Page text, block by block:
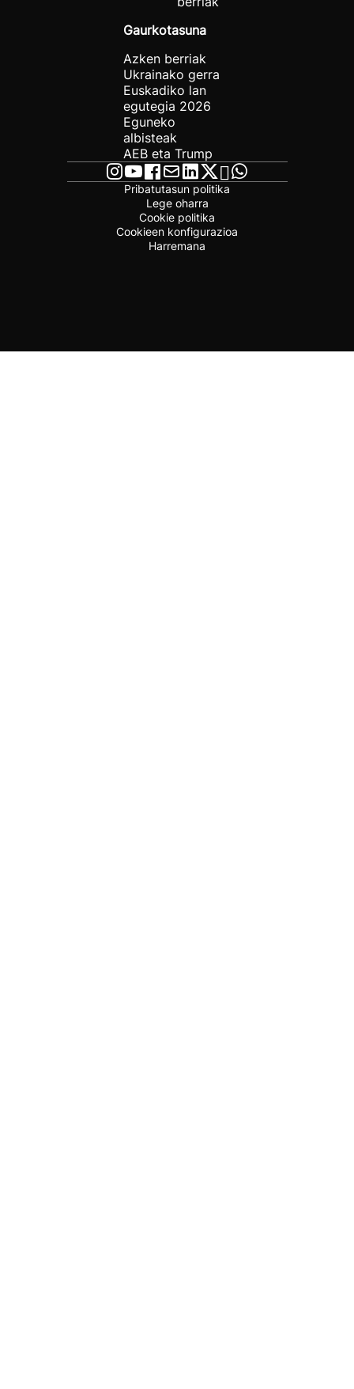
Gaurkotasuna
Azken berriak
Ukrainako gerra
Euskadiko lan
egutegia 2026
Eguneko
albisteak
AEB eta Trump
Pribatutasun politika
Lege oharra
Cookie politika
Cookieen konfigurazioa
Harremana